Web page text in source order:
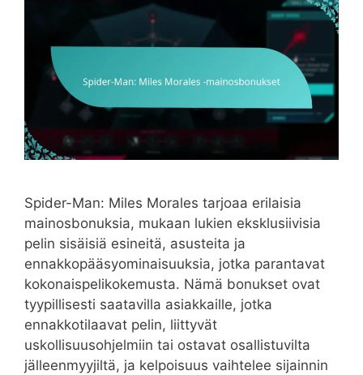
Spider-Man: Miles Morales tarjoaa erilaisia ​​
mainosbonuksia, mukaan lukien eksklusiivisia
pelin sisäisiä esineitä, asusteita ja
ennakkopääsyominaisuuksia, jotka parantavat
kokonaispelikokemusta. Nämä bonukset ovat
tyypillisesti saatavilla asiakkaille, jotka
ennakkotilaavat pelin, liittyvät
uskollisuusohjelmiin tai ostavat osallistuvilta
jälleenmyyjiltä, ja kelpoisuus vaihtelee sijainnin